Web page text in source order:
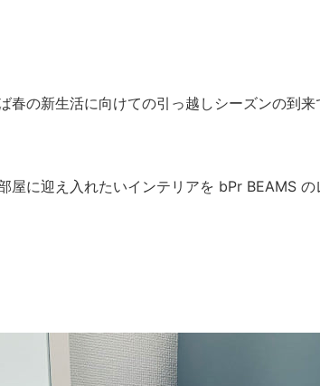
春の新生活に向けての引っ越しシーズンの到来
屋に迎え入れたいインテリアを bPr BEAMS の